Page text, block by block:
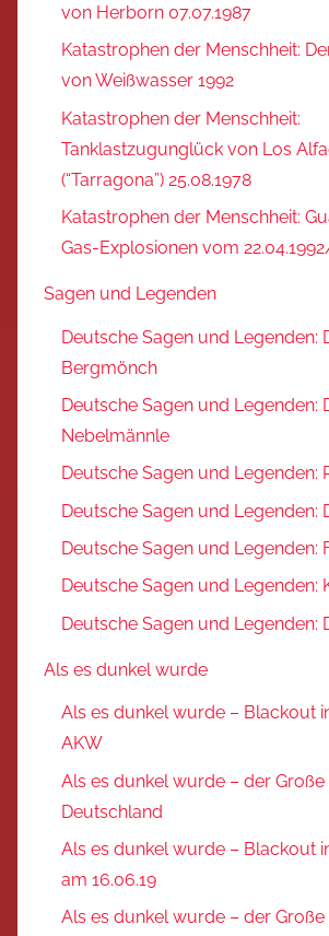
von Herborn 07.07.1987
Katastrophen der Menschheit:
von Weißwasser 1992
Katastrophen der Menschheit:
Tanklastzugunglück von Los
(“Tarragona”) 25.08.1978
Katastrophen der Menschheit:
Gas-Explosionen vom
Sagen und Legenden
Deutsche Sagen und Legenden:
Bergmönch
Deutsche Sagen und Legenden:
Nebelmännle
Deutsche Sagen und Legenden:
Deutsche Sagen und Legenden:
Deutsche Sagen und Legenden:
Deutsche Sagen und Legenden:
Deutsche Sagen und Legenden:
Als es dunkel wurde
Als es dunkel wurde – Blackout
AKW
Als es dunkel wurde – der
Deutschland
Als es dunkel wurde – Blackout
am 16.06.19
Als es dunkel wurde – der